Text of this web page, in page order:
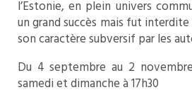
l’Estonie, en plein univers
un grand succès mais fut interdite
son caractère subversif par les
Du 4 septembre au 2
samedi et dimanche à 17h30